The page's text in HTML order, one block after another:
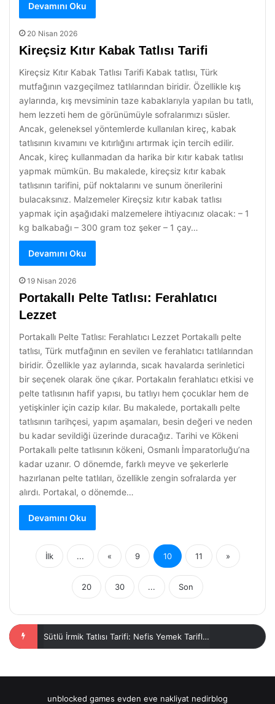
Devamını Oku
20 Nisan 2026
Kireçsiz Kıtır Kabak Tatlısı Tarifi
Kireçsiz Kıtır Kabak Tatlısı Tarifi Kabak tatlısı, Türk
mutfağının vazgeçilmez tatlılarından biridir. Özellikle kış
aylarında, kış mevsiminin taze kabaklarıyla yapılan bu tatlı,
hem lezzeti hem de görünümüyle sofralarımızı süsler.
Ancak, geleneksel yöntemlerde kullanılan kireç, kabak
tatlısının kıvamını ve kıtırlığını artırmak için tercih edilir.
Ancak, kireç kullanmadan da harika bir kıtır kabak tatlısı
yapmak mümkün. Bu makalede, kireçsiz kıtır kabak
tatlısının tarifini, püf noktalarını ve sunum önerilerini
bulacaksınız. Malzemeler Kireçsiz kıtır kabak tatlısı
yapmak için aşağıdaki malzemelere ihtiyacınız olacak: – 1
kg balkabağı – 300 gram toz şeker – 1 çay…
Devamını Oku
19 Nisan 2026
Portakallı Pelte Tatlısı: Ferahlatıcı
Lezzet
Portakallı Pelte Tatlısı: Ferahlatıcı Lezzet Portakallı pelte
tatlısı, Türk mutfağının en sevilen ve ferahlatıcı tatlılarından
biridir. Özellikle yaz aylarında, sıcak havalarda serinletici
bir seçenek olarak öne çıkar. Portakalın ferahlatıcı etkisi ve
pelte tatlısının hafif yapısı, bu tatlıyı hem çocuklar hem de
yetişkinler için cazip kılar. Bu makalede, portakallı pelte
tatlısının tarihçesi, yapım aşamaları, besin değeri ve neden
bu kadar sevildiği üzerinde duracağız. Tarihi ve Kökeni
Portakallı pelte tatlısının kökeni, Osmanlı İmparatorluğu’na
kadar uzanır. O dönemde, farklı meyve ve şekerlerle
hazırlanan pelte tatlıları, özellikle zengin sofralarda yer
alırdı. Portakal, o dönemde…
Devamını Oku
İlk ... « 9 10 11 »
20 30 ... Son
Kedi Dili Tatlısı Nasıl Yapılır?
unblocked games evden eve nakliyat nedirblog